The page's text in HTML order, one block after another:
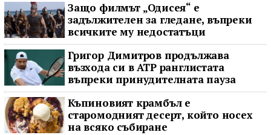
Защо филмът „Одисея“ е
задължителен за гледане, въпреки
всичките му недостатъци
Григор Димитров продължава
възхода си в ATP ранглистата
въпреки принудителната пауза
Къпиновият крамбъл е
старомодният десерт, който носех
на всяко събиране